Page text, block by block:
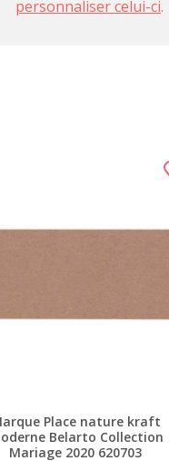
personnaliser celui-ci.
Place nature kraft
Belarto Collection
Mariage 2020 620703